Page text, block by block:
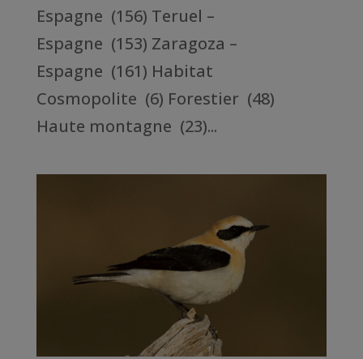
Espagne (156) Teruel –
Espagne (153) Zaragoza –
Espagne (161) Habitat
Cosmopolite (6) Forestier (48)
Haute montagne (23)...